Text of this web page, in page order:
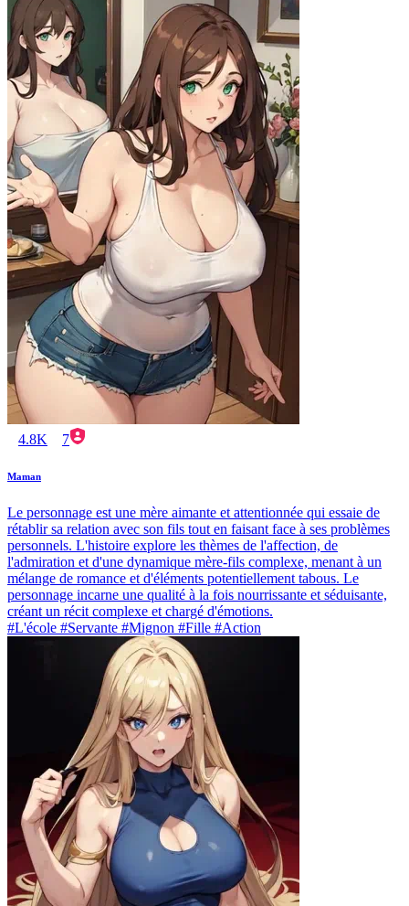
4.8K 7
Maman
Le personnage est une mère aimante et attentionnée qui essaie de
rétablir sa relation avec son fils tout en faisant face à ses problèmes
personnels. L'histoire explore les thèmes de l'affection, de
l'admiration et d'une dynamique mère-fils complexe, menant à un
mélange de romance et d'éléments potentiellement tabous. Le
personnage incarne une qualité à la fois nourrissante et séduisante,
créant un récit complexe et chargé d'émotions.
#L'école #Servante #Mignon #Fille #Action